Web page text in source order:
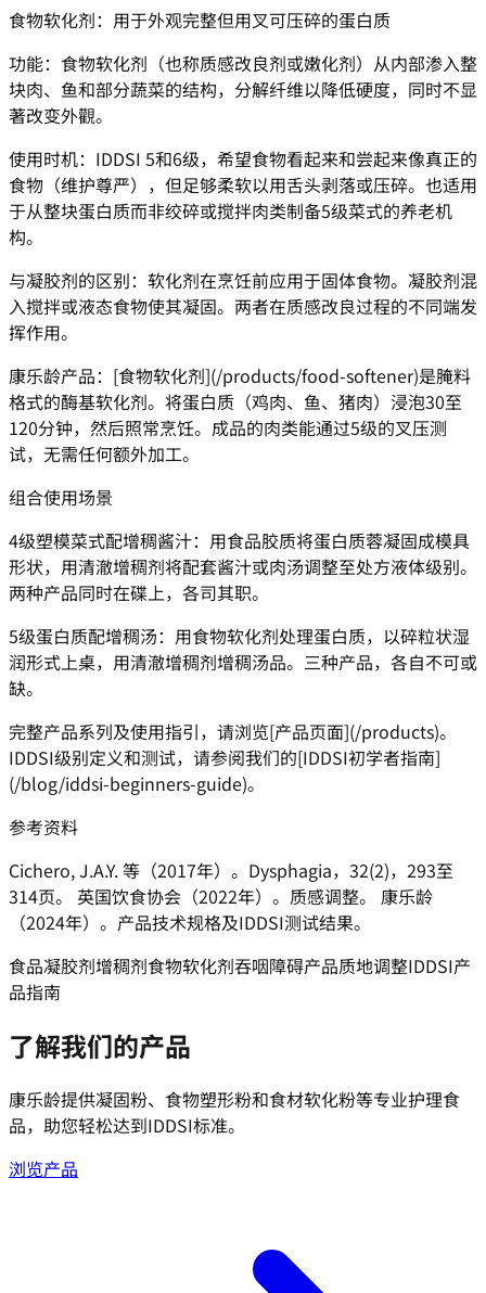
食物软化剂：用于外观完整但用叉可压碎的蛋白质
功能：食物软化剂（也称质感改良剂或嫩化剂）从内部渗入整
块肉、鱼和部分蔬菜的结构，分解纤维以降低硬度，同时不显
著改变外觀。
使用时机：IDDSI 5和6级，希望食物看起来和尝起来像真正的
食物（维护尊严），但足够柔软以用舌头剥落或压碎。也适用
于从整块蛋白质而非绞碎或搅拌肉类制备5级菜式的养老机
构。
与凝胶剂的区别：软化剂在烹饪前应用于固体食物。凝胶剂混
入搅拌或液态食物使其凝固。两者在质感改良过程的不同端发
挥作用。
康乐龄产品：[食物软化剂](/products/food-softener)是腌料
格式的酶基软化剂。将蛋白质（鸡肉、鱼、猪肉）浸泡30至
120分钟，然后照常烹饪。成品的肉类能通过5级的叉压测
试，无需任何额外加工。
组合使用场景
4级塑模菜式配增稠酱汁：用食品胶质将蛋白质蓉凝固成模具
形状，用清澈增稠剂将配套酱汁或肉汤调整至处方液体级别。
两种产品同时在碟上，各司其职。
5级蛋白质配增稠汤：用食物软化剂处理蛋白质，以碎粒状湿
润形式上桌，用清澈增稠剂增稠汤品。三种产品，各自不可或
缺。
完整产品系列及使用指引，请浏览[产品页面](/products)。
IDDSI级别定义和测试，请参阅我们的[IDDSI初学者指南]
(/blog/iddsi-beginners-guide)。
参考资料
Cichero, J.A.Y. 等（2017年）。Dysphagia，32(2)，293至
314页。 英国饮食协会（2022年）。质感调整。 康乐龄
（2024年）。产品技术规格及IDDSI测试结果。
食品凝胶剂增稠剂食物软化剂吞咽障碍产品质地调整IDDSI产
品指南
了解我们的产品
康乐龄提供凝固粉、食物塑形粉和食材软化粉等专业护理食
品，助您轻松达到IDDSI标准。
浏览产品